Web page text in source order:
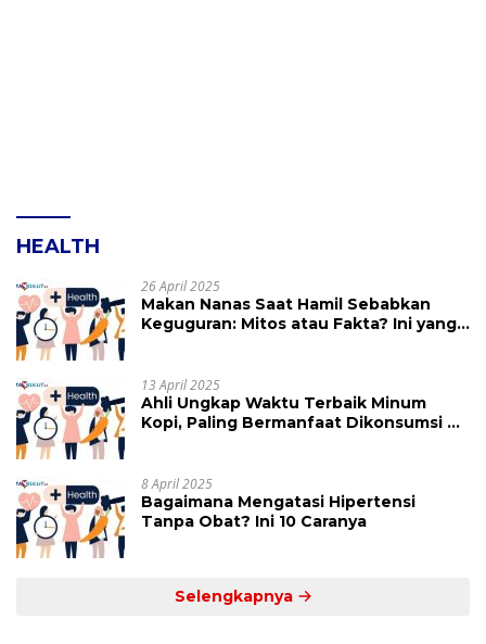
HEALTH
26 April 2025
Makan Nanas Saat Hamil Sebabkan
Keguguran: Mitos atau Fakta? Ini yang
13 April 2025
Ahli Ungkap Waktu Terbaik Minum
Kopi, Paling Bermanfaat Dikonsumsi di
8 April 2025
Bagaimana Mengatasi Hipertensi
Tanpa Obat? Ini 10 Caranya
Selengkapnya